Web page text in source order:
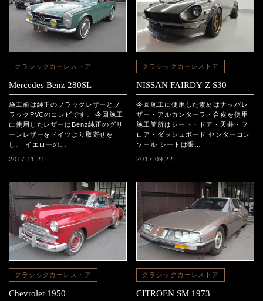
クラシックカーレストア
Mercedes Benz 280SL
施工前は純正のブラックレザーとブ
ラックPVCのコンビです。 今回施工
に使用したレザーはBenz純正のグリ
ーンレザーをドイツより取寄せを
し、 イエローの…
2017.11.21
クラシックカーレストア
NISSAN FAIRDY Z S30
今回施工に使用した素材はナッパレ
ザー・アルカンターラ・合皮を使用
施工箇所はシート・ドア・天井・フ
ロア・ダッシュボード センターコン
ソール シートは張…
2017.09.22
クラシックカーレストア
Chevrolet 1950
クラシックカーレストア
CITROEN SM 1973